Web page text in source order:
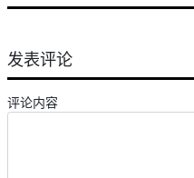
发表评论
评论内容